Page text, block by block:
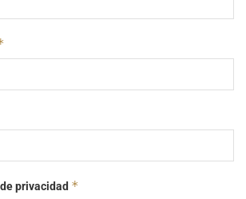
privacidad *